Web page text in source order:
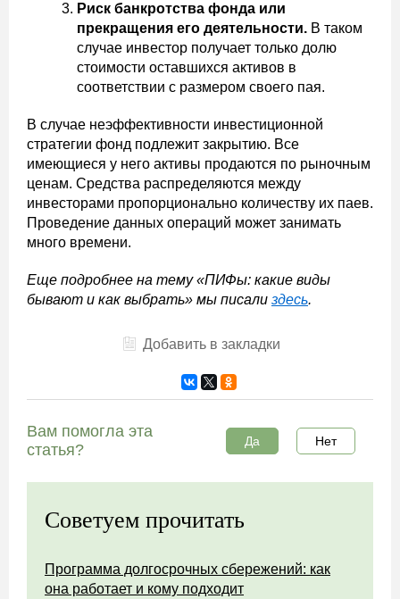
Риск банкротства фонда или
прекращения его деятельности. В таком
случае инвестор получает только долю
стоимости оставшихся активов в
соответствии с размером своего пая.
В случае неэффективности инвестиционной
стратегии фонд подлежит закрытию. Все
имеющиеся у него активы продаются по рыночным
ценам. Средства распределяются между
инвесторами пропорционально количеству их паев.
Проведение данных операций может занимать
много времени.
Еще подробнее на тему «ПИФы: какие виды
бывают и как выбрать» мы писали здесь.
Добавить в закладки
Вам помогла эта
статья?
Да Нет
Советуем прочитать
Программа долгосрочных сбережений: как
она работает и кому подходит